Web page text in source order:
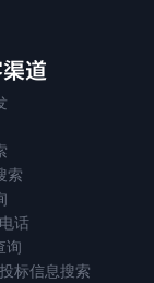
道
索
话
询
标信息搜索